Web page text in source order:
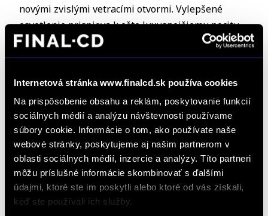
Internetová stránka www.finalcd.sk používa cookies
Na prispôsobenie obsahu a reklám, poskytovanie funkcií
sociálnych médií a analýzu návštevnosti používame
súbory cookie. Informácie o tom, ako používate naše
webové stránky, poskytujeme aj našim partnerom v
oblasti sociálnych médií, inzercie a analýzy. Títo partneri
môžu príslušné informácie skombinovať s ďalšími
údajmi, ktoré ste im poskytli alebo ktoré od vás získali,
keď ste používali ich služby.
novými zvislými vetracími otvormi. Vylepšené
osvetlenie prispieva k ešte luxusnejšiemu pocitu
v noci.
modelu XC90 sme zmenili aj konfiguráciu kabíny,
aby bola ešte praktickejšia. Naši dizajnéri vytvorili
ďalšie úložné priestory v stredovej konzole, ako
napríklad ďalší držiak nápojov, a pre väčšie
pohodlie umiestnili bezdrôtovú nabíjačku
mobilných telefónov až za stredový tunel, oddelene
od hlavného odkladacieho priestoru.
Model XC90 je možné v rámci špecifikácie vybaviť